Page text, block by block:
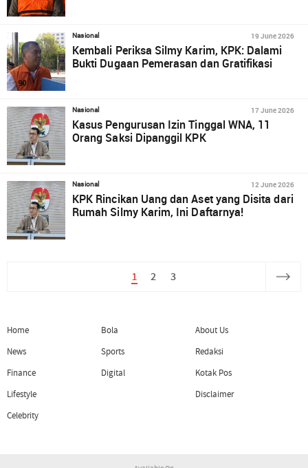
Nasional 19 June 2026
Kembali Periksa Silmy Karim, KPK: Dalami
Bukti Dugaan Pemerasan dan Gratifikasi
Nasional 17 June 2026
Kasus Pengurusan Izin Tinggal WNA, 11
Orang Saksi Dipanggil KPK
Nasional 12 June 2026
KPK Rincikan Uang dan Aset yang Disita dari
Rumah Silmy Karim, Ini Daftarnya!
1 2 3
Home
News
Finance
Lifestyle
Celebrity
Bola
Sports
Digital
About Us
Redaksi
Kotak Pos
Disclaimer